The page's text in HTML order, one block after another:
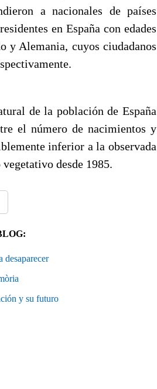
a nacionales de países
en España con edades
y Alemania, cuyos ciudadanos
de la población de España
el número de nacimientos y
inferior a la observada
desde 1985.
desaparecer
y su futuro